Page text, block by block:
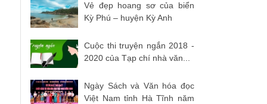
Vẻ đẹp hoang sơ của biển
Kỳ Phú – huyện Kỳ Anh
Cuộc thi truyện ngắn 2018 -
2020 của Tạp chí nhà văn...
Ngày Sách và Văn hóa đọc
Việt Nam tỉnh Hà Tĩnh năm